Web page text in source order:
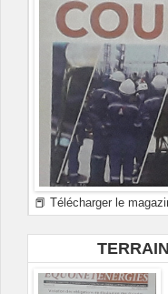
📕 Télécharger le